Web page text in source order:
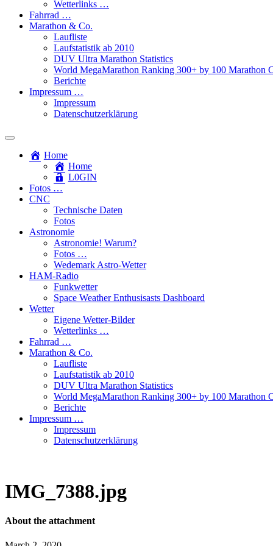
Wetterlinks …
Fahrrad …
Marathon & Co.
Laufliste
Laufstatistik ab 2010
DUV Ultra Marathon Statistics
World MegaMarathon Ranking 300+ by 100 Marathon
Berichte
Impressum …
Impressum
Datenschutzerklärung
Toggle
search
field
Home
Home
L​0​​GIN
Fotos …
CNC
Technische Daten
Fotos
Astronomie
Astronomie! Warum?
Fotos …
Wedemark Astro-Wetter
HAM-Radio
Funkwetter
Space Weather Enthusisasts Dashboard
Wetter
Eigene Wetter-Bilder
Wetterlinks …
Fahrrad …
Marathon & Co.
Laufliste
Laufstatistik ab 2010
DUV Ultra Marathon Statistics
World MegaMarathon Ranking 300+ by 100 Marathon
Berichte
Impressum …
Impressum
Datenschutzerklärung
IMG_7388.jpg
About the attachment